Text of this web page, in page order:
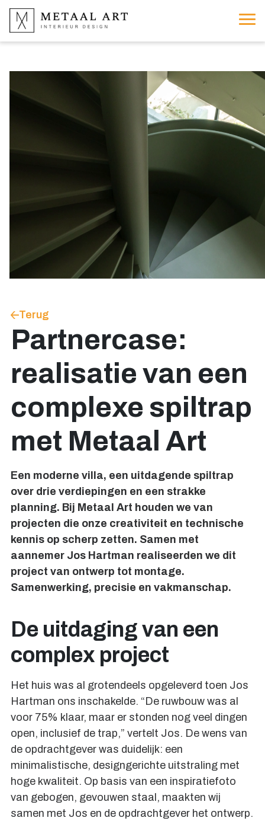
Terug
Partnercase:
realisatie van een
complexe spiltrap
met Metaal Art
Een moderne villa, een uitdagende spiltrap
over drie verdiepingen en een strakke
planning. Bij Metaal Art houden we van
projecten die onze creativiteit en technische
kennis op scherp zetten. Samen met
aannemer Jos Hartman realiseerden we dit
project van ontwerp tot montage.
Samenwerking, precisie en vakmanschap.
De uitdaging van een
complex project
Het huis was al grotendeels opgeleverd toen Jos
Hartman ons inschakelde. “De ruwbouw was al
voor 75% klaar, maar er stonden nog veel dingen
open, inclusief de trap,” vertelt Jos. De wens van
de opdrachtgever was duidelijk: een
minimalistische, designgerichte uitstraling met
hoge kwaliteit. Op basis van een inspiratiefoto
van gebogen, gevouwen staal, maakten wij
samen met Jos en de opdrachtgever het ontwerp.